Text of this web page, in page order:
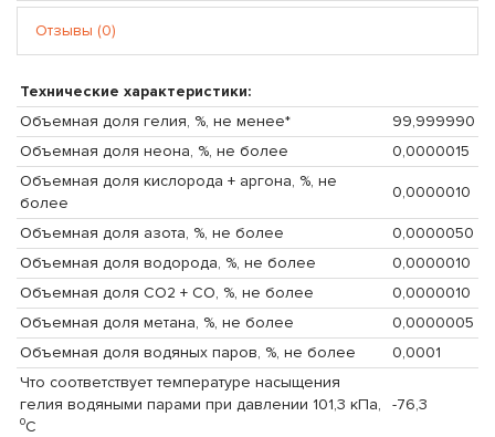
Отзывы (0)
Технические характеристики:
Объемная доля гелия, %, не менее*
99,999990
Объемная доля неона, %, не более
0,0000015
Объемная доля кислорода + аргона, %, не
более
0,0000010
Объемная доля азота, %, не более
0,0000050
Объемная доля водорода, %, не более
0,0000010
Объемная доля CO2 + CO, %, не более
0,0000010
Объемная доля метана, %, не более
0,0000005
Объемная доля водяных паров, %, не более
0,0001
Что соответствует температуре насыщения
гелия водяными парами при давлении 101,3 кПа,
⁰C
-76,3